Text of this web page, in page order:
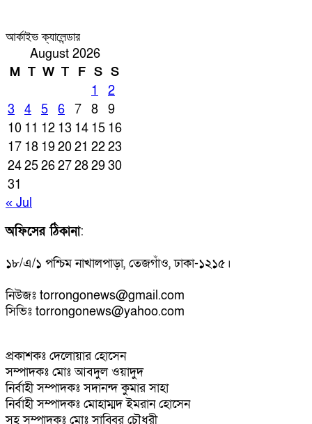
আর্কাইভ ক্যালেন্ডার
August 2026
M T W T F S S
1
2
3
4 5 6 7 8
9
10 11 12 13 14 15 16
17 18 192021 2223
24252627282930
31
« Jul
অফিসের ঠিকানা:
১৮/এ/১ পশ্চিম নাখালপাড়া, তেজগাঁও, ঢাকা-১২১৫।
নিউজঃ torrongonews@gmail.com
সিভিঃ torrongonews@yahoo.com
প্রকাশকঃ দেলোয়ার হোসেন
সম্পাদকঃ মোঃ আবদুল ওয়াদুদ
নির্বাহী সম্পাদকঃ সদানন্দ কুমার সাহা
নির্বাহী সম্পাদকঃ মোহাম্মদ ইমরান হোসেন
সহ সম্পাদকঃ মোঃ সাব্বির চৌধুরী